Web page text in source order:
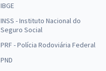
IBGE
INSS - Instituto Nacional do
Seguro Social
PRF - Polícia Rodoviária Federal
PND